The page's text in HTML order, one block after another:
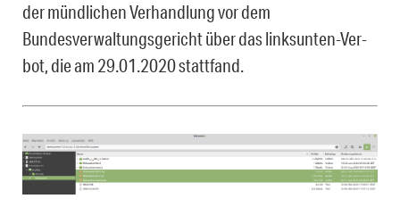
der mündlichen Verhandlung vor dem
Bundesverwaltungsgericht über das linksunten-Ver­
bot, die am 29.01.2020 stattfand.